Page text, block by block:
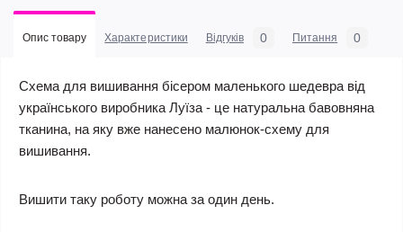
Опис товару Характеристики Відгуків 0 Питання 0
Схема для вишивання бісером маленького шедевра від
українського виробника Луїза - це натуральна бавовняна
тканина, на яку вже нанесено малюнок-схему для
вишивання.
Вишити таку роботу можна за один день.